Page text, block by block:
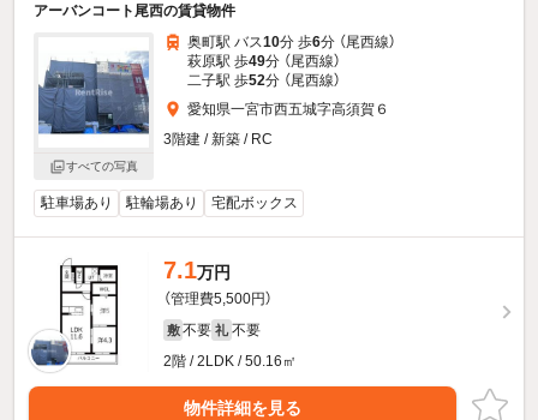
アーバンコート尾西の賃貸物件
すべての写真
奥町駅 バス10分 歩6分 （尾西線）
萩原駅 歩49分 （尾西線）
二子駅 歩52分 （尾西線）
愛知県一宮市西五城字高須賀６
3階建 / 新築 / RC
駐車場あり 駐輪場あり 宅配ボックス
7.1万円
（管理費5,500円）
敷 不要 礼 不要
2階 / 2LDK / 50.16㎡
物件詳細を見る